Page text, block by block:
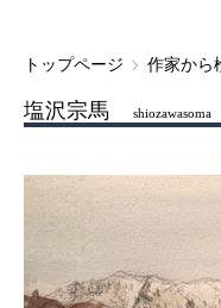
トップページ 作家から
塩沢宗馬 shiozawasoma